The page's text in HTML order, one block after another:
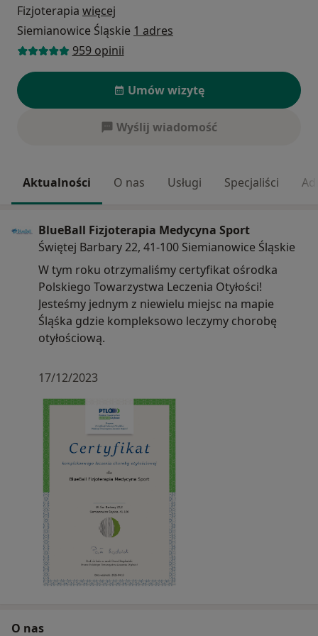
Fizjoterapia więcej
Siemianowice Śląskie 1 adres
959 opinii
Umów wizytę
Wyślij wiadomość
Aktualności O nas Usługi Specjaliści
BlueBall Fizjoterapia Medycyna Sport
Świętej Barbary 22, 41-100 Siemianowice Śląskie
W tym roku otrzymaliśmy certyfikat ośrodka
Polskiego Towarzystwa Leczenia Otyłości!
Jesteśmy jednym z niewielu miejsc na mapie
Śląśka gdzie kompleksowo leczymy chorobę
otyłościową.
17/12/2023
O nas